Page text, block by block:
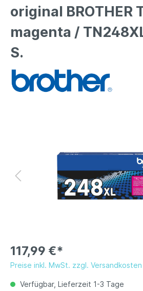
original BROTHER
magenta /
S.
117,99 €*
Preise inkl. MwSt. zzgl. Versandkosten
Verfügbar, Lieferzeit 1-3 Tage